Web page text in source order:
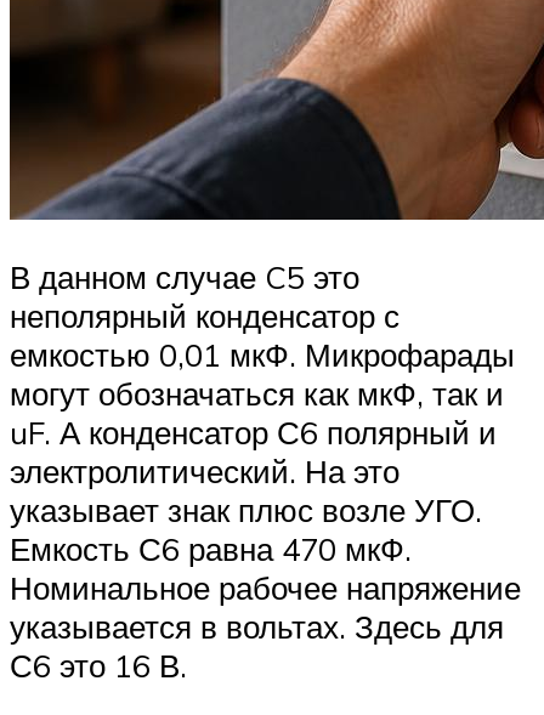
В данном случае C5 это
неполярный конденсатор с
емкостью 0,01 мкФ. Микрофарады
могут обозначаться как мкФ, так и
uF. А конденсатор С6 полярный и
электролитический. На это
указывает знак плюс возле УГО.
Емкость С6 равна 470 мкФ.
Номинальное рабочее напряжение
указывается в вольтах. Здесь для
С6 это 16 В.